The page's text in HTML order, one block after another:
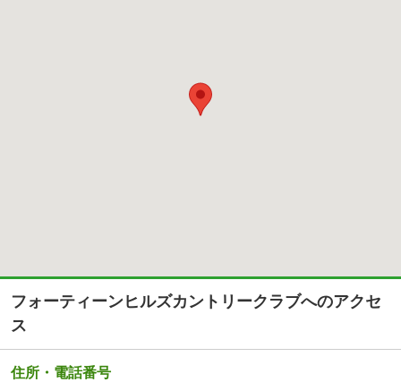
フォーティーンヒルズカントリークラブへのアクセ
ス
住所・電話番号